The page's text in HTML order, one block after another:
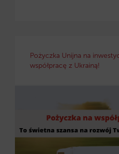
Pożyczka Unijna na
współpracę z Ukrainą!